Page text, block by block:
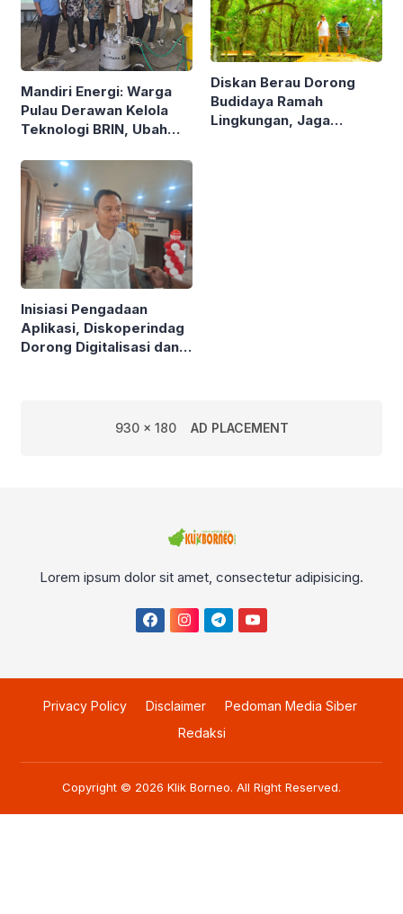
Mandiri Energi: Warga
Pulau Derawan Kelola
Teknologi BRIN, Ubah
Solar
Diskan Berau Dorong
Budidaya Ramah
Lingkungan, Jaga
Inisiasi Pengadaan
Aplikasi, Diskoperindag
Dorong Digitalisasi dan
930 x 180 AD PLACEMENT
Lorem ipsum dolor sit amet, consectetur adipisicing.
Privacy Policy Disclaimer
Pedoman Media Siber
Redaksi
Copyright © 2026 Klik Borneo. All Right Reserved.